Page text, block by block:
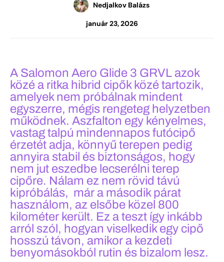
Nedjalkov Balázs
január 23, 2026
A Salomon Aero Glide 3 GRVL azok
közé a ritka hibrid cipők közé tartozik,
amelyek nem próbálnak mindent
egyszerre, mégis rengeteg helyzetben
működnek. Aszfalton egy kényelmes,
vastag talpú mindennapos futócipő
érzetét adja, könnyű terepen pedig
annyira stabil és biztonságos, hogy
nem jut eszedbe lecserélni terep
cipőre. Nálam ez nem rövid távú
kipróbálás, már a második párat
használom, az elsőbe közel 800
kilométer került. Ez a teszt így inkább
arról szól, hogyan viselkedik egy cipő
hosszú távon, amikor a kezdeti
benyomásokból rutin és bizalom lesz.